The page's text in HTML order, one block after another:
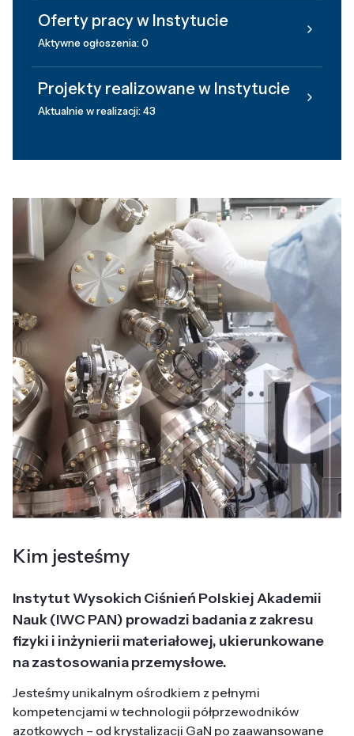
Oferty pracy w Instytucie
Aktywne ogłoszenia: 0
Projekty realizowane w Instytucie
Aktualnie w realizacji: 43
Kim jesteśmy
Instytut Wysokich Ciśnień Polskiej Akademii
Nauk (IWC PAN) prowadzi badania z zakresu
fizyki i inżynierii materiałowej, ukierunkowane
na zastosowania przemysłowe.
Jesteśmy unikalnym ośrodkiem z pełnymi
kompetencjami w technologii półprzewodników
azotkowych – od krystalizacji GaN po zaawansowane